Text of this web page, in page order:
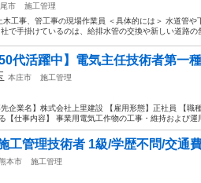
尾市
施工管理
工事、管工事の現場作業員 ＜具体的には＞ 水道管や
で手掛けているのは、給排水管の交換や新しい道路の
代活躍中】電気主任技術者第一
本庄市
施工管理
企業名】株式会社上里建設 【雇用形態】正社員 【職
【仕事内容】 事業用電気工作物の工事・維持および運
工管理技術者 1級/学歴不問/交通
本市
施工管理